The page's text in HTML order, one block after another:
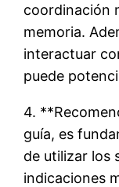
coordinación
memoria.
interactuar
puede
4.
guía, es
de utilizar los
indicaciones